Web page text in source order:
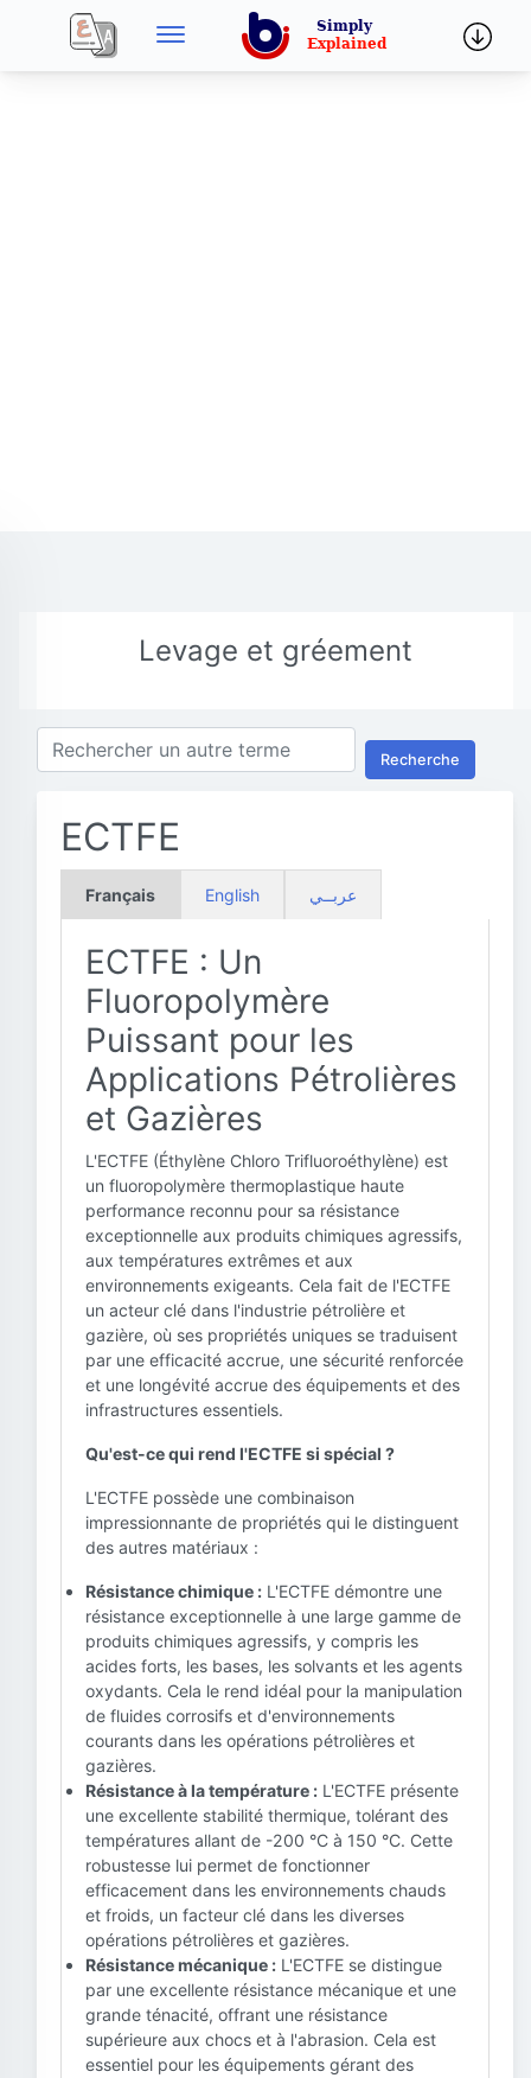
Levage et gréement
Recherche
ECTFE
Français English عربــي
ECTFE : Un
Fluoropolymère
Puissant pour les
Applications Pétrolières
et Gazières
L'ECTFE (Éthylène Chloro Trifluoroéthylène) est
un fluoropolymère thermoplastique haute
performance reconnu pour sa résistance
exceptionnelle aux produits chimiques agressifs,
aux températures extrêmes et aux
environnements exigeants. Cela fait de l'ECTFE
un acteur clé dans l'industrie pétrolière et
gazière, où ses propriétés uniques se traduisent
par une efficacité accrue, une sécurité renforcée
et une longévité accrue des équipements et des
infrastructures essentiels.
Qu'est-ce qui rend l'ECTFE si spécial ?
L'ECTFE possède une combinaison
impressionnante de propriétés qui le distinguent
des autres matériaux :
Résistance chimique : L'ECTFE démontre une
résistance exceptionnelle à une large gamme de
produits chimiques agressifs, y compris les
acides forts, les bases, les solvants et les agents
oxydants. Cela le rend idéal pour la manipulation
de fluides corrosifs et d'environnements
courants dans les opérations pétrolières et
gazières.
Résistance à la température : L'ECTFE présente
une excellente stabilité thermique, tolérant des
températures allant de -200 °C à 150 °C. Cette
robustesse lui permet de fonctionner
efficacement dans les environnements chauds
et froids, un facteur clé dans les diverses
opérations pétrolières et gazières.
Résistance mécanique : L'ECTFE se distingue
par une excellente résistance mécanique et une
grande ténacité, offrant une résistance
supérieure aux chocs et à l'abrasion. Cela est
essentiel pour les équipements gérant des